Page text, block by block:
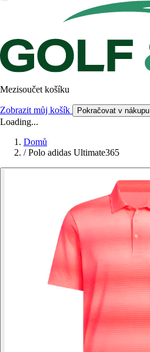
Mezisoučet košíku
Zobrazit můj košík Pokračovat v nákupu
Loading...
Domů
/ Polo adidas Ultimate365